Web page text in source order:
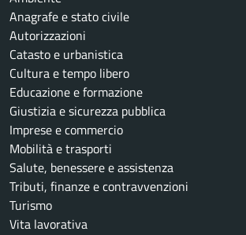
Anagrafe e stato civile
Autorizzazioni
Catasto e urbanistica
Cultura e tempo libero
Educazione e formazione
Giustizia e sicurezza pubblica
Imprese e commercio
Mobilità e trasporti
Salute, benessere e assistenza
Tributi, finanze e contravvenzioni
Turismo
Vita lavorativa